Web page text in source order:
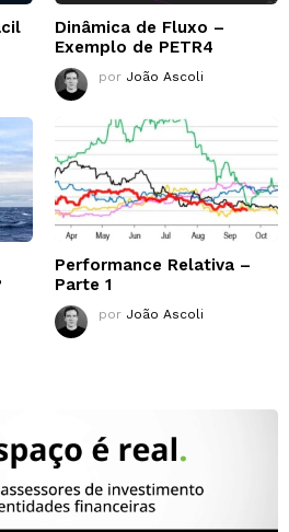
Dinâmica de Fluxo –
Exemplo de PETR4
por João Ascoli
Performance Relativa –
Parte 1
por João Ascoli